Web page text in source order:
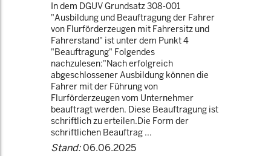
In dem DGUV Grundsatz 308-001
"Ausbildung und Beauftragung der Fahrer
von Flurförderzeugen mit Fahrersitz und
Fahrerstand" ist unter dem Punkt 4
"Beauftragung" Folgendes
nachzulesen:"Nach erfolgreich
abgeschlossener Ausbildung können die
Fahrer mit der Führung von
Flurförderzeugen vom Unternehmer
beauftragt werden. Diese Beauftragung ist
schriftlich zu erteilen.Die Form der
schriftlichen Beauftrag ...
Stand:06.06.2025